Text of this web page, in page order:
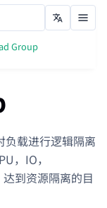
Group
载进行逻辑隔离
，IO，
到资源隔离的目